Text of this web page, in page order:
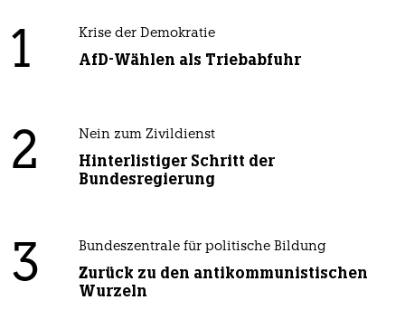
1 Krise der Demokratie
AfD-Wählen als Triebabfuhr
2 Nein zum Zivildienst
Hinterlistiger Schritt der
Bundesregierung
3 Bundeszentrale für politische Bildung
Zurück zu den antikommunistischen
Wurzeln